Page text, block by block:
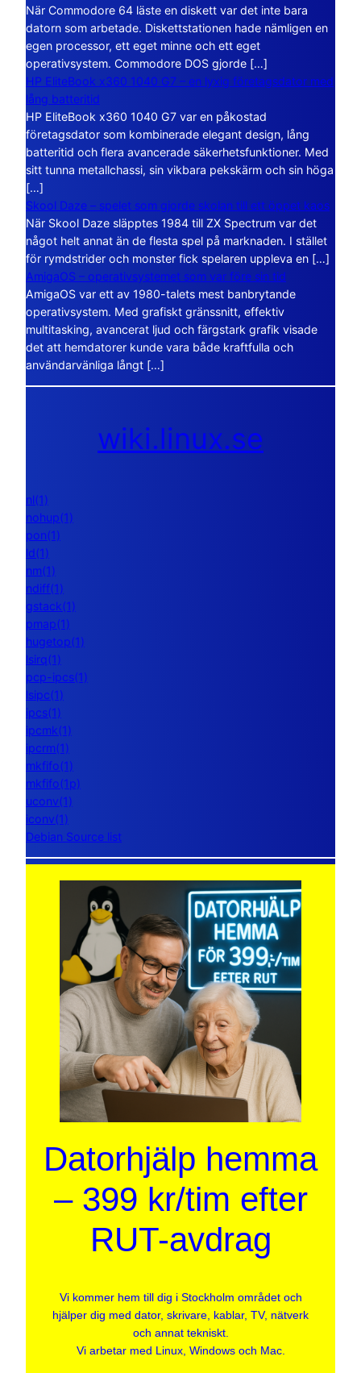
När Commodore 64 läste en diskett var det inte bara
datorn som arbetade. Diskettstationen hade nämligen en
egen processor, ett eget minne och ett eget
operativsystem. Commodore DOS gjorde […]
HP EliteBook x360 1040 G7 – en lyxig företagsdator med
lång batteritid
HP EliteBook x360 1040 G7 var en påkostad
företagsdator som kombinerade elegant design, lång
batteritid och flera avancerade säkerhetsfunktioner. Med
sitt tunna metallchassi, sin vikbara pekskärm och sin höga
[…]
Skool Daze – spelet som gjorde skolan till ett öppet kaos
När Skool Daze släpptes 1984 till ZX Spectrum var det
något helt annat än de flesta spel på marknaden. I stället
för rymdstrider och monster fick spelaren uppleva en […]
AmigaOS – operativsystemet som var före sin tid
AmigaOS var ett av 1980-talets mest banbrytande
operativsystem. Med grafiskt gränssnitt, effektiv
multitasking, avancerat ljud och färgstark grafik visade
det att hemdatorer kunde vara både kraftfulla och
användarvänliga långt […]
wiki.linux.se
nl(1)
nohup(1)
pon(1)
ld(1)
nm(1)
ndiff(1)
gstack(1)
pmap(1)
hugetop(1)
lsirq(1)
pcp-ipcs(1)
lsipc(1)
ipcs(1)
ipcmk(1)
ipcrm(1)
mkfifo(1)
mkfifo(1p)
uconv(1)
iconv(1)
Debian Source list
Datorhjälp hemma
– 399 kr/tim efter
RUT-avdrag
Vi kommer hem till dig i Stockholm området och
hjälper dig med dator, skrivare, kablar, TV, nätverk
och annat tekniskt.
Vi arbetar med Linux, Windows och Mac.